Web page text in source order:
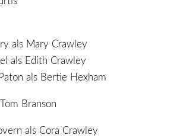
als Mary Crawley
als Edith Crawley
als Bertie Hexham
Branson
als Cora Crawley